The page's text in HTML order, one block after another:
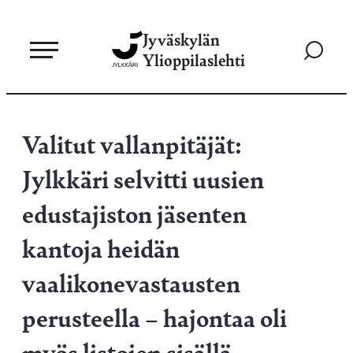
sisältöön
Jyväskylän
Ylioppilaslehti
Siirry
Valitut vallanpitäjät:
Jylkkäri selvitti uusien
edustajiston jäsenten
kantoja heidän
vaalikonevastausten
perusteella – hajontaa oli